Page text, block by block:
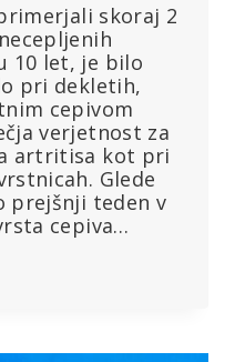
skoraj 2
10 let, je bilo
pri dekletih,
cepivom
verjetnost za
artritisa kot pri
Glede
prejšnji teden v
cepiva…